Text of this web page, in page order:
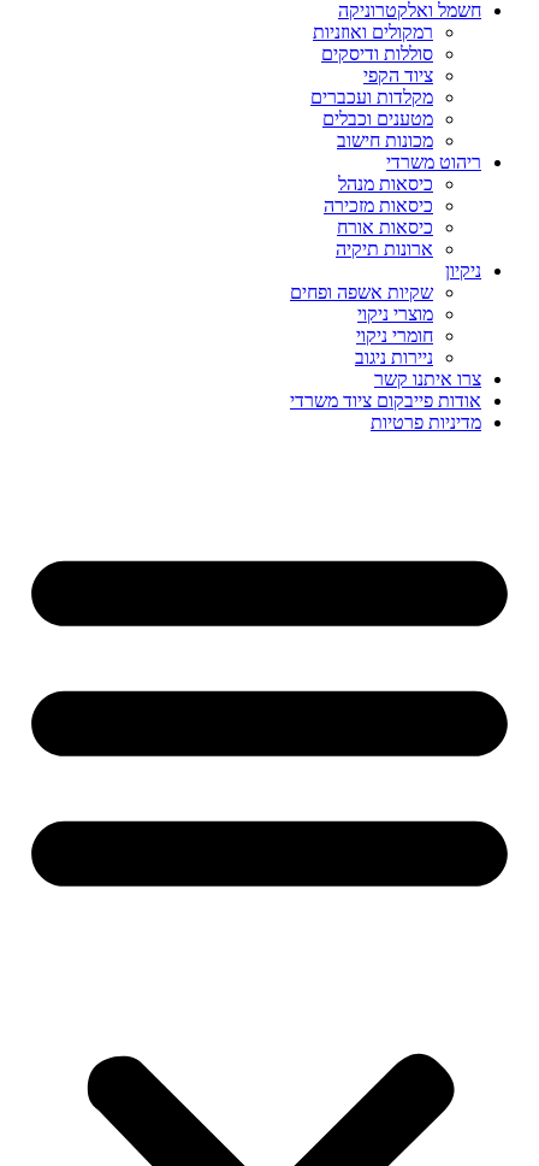
חשמל ואלקטרוניקה
רמקולים ואוזניות
סוללות ודיסקים
ציוד הקפי
מקלדות ועכברים
מטענים וכבלים
מכונות חישוב
ריהוט משרדי
כיסאות מנהל
כיסאות מזכירה
כיסאות אורח
ארונות תיקיה
ניקיון
שקיות אשפה ופחים
מוצרי ניקוי
חומרי ניקוי
ניירות ניגוב
צרו איתנו קשר
אודות פייבקום ציוד משרדי
מדיניות פרטיות